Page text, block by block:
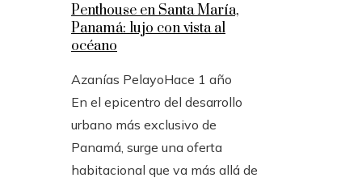
Penthouse en Santa María,
Panamá: lujo con vista al
océano
Azanías PelayoHace 1 año
En el epicentro del desarrollo
urbano más exclusivo de
Panamá, surge una oferta
habitacional que va más allá de